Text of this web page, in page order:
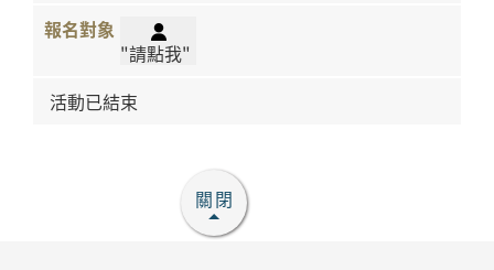
"請點我"
活動已結束
關閉